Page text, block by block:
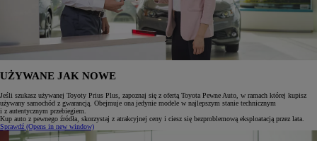
UŻYWANE JAK NOWE
Jeśli szukasz używanej Toyoty Prius Plus, zapoznaj się z ofertą Toyota Pewne Auto, w ramach której kupisz
używany samochód z gwarancją. Obejmuje ona jedynie modele w najlepszym stanie technicznym
i z autentycznym przebiegiem.
Kup auto z pewnego źródła, skorzystaj z atrakcyjnej ceny i ciesz się bezproblemową eksploatacją przez lata.
Sprawdź (Opens in new window)